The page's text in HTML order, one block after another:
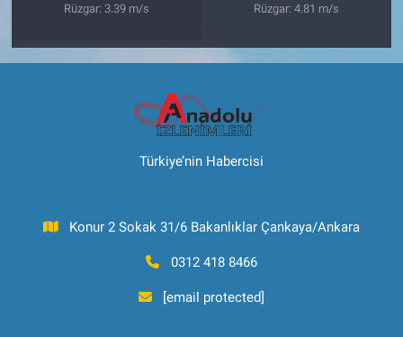
Rüzgar: 3.39 m/s
Rüzgar: 4.81 m/s
Türkiye’nin Habercisi
Konur 2 Sokak 31/6 Bakanlıklar Çankaya/Ankara
0312 418 8466
[email protected]